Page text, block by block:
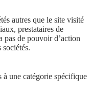
autres que le site visité
prestataires de
pas de pouvoir d’action
sociétés.
à une catégorie spécifique